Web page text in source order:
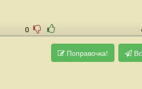
0
Поправочка!